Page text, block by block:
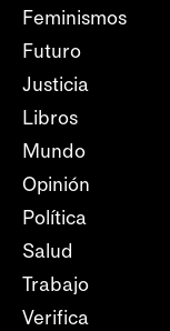
Feminismos
Futuro
Justicia
Libros
Mundo
Opinión
Política
Salud
Trabajo
Verifica